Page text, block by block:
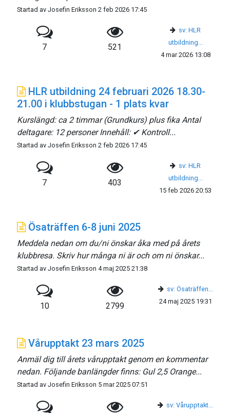
Startad av Josefin Eriksson 2 feb 2026 17:45
7 521
sv: HLR
utbildning...
4 mar 2026 13:08
HLR utbildning 24 februari 2026 18.30-
21.00 i klubbstugan - 1 plats kvar
Kurslängd: ca 2 timmar (Grundkurs) plus fika Antal
deltagare: 12 personer Innehåll: ✔ Kontroll...
Startad av Josefin Eriksson 2 feb 2026 17:45
7 403
sv: HLR
utbildning...
15 feb 2026 20:53
Ösaträffen 6-8 juni 2025
Meddela nedan om du/ni önskar åka med på årets
klubbresa. Skriv hur många ni är och om ni önskar...
Startad av Josefin Eriksson 4 maj 2025 21:38
10 2799
sv: Ösaträffen...
24 maj 2025 19:31
Vårupptakt 23 mars 2025
Anmäl dig till årets vårupptakt genom en kommentar
nedan. Följande banlängder finns: Gul 2,5 Orange...
Startad av Josefin Eriksson 5 mar 2025 07:51
sv: Vårupptakt...